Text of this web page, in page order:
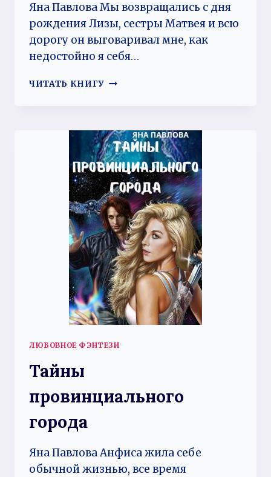
Яна Павлова Мы возвращались с дня
рождения Лизы, сестры Матвея и всю
дорогу он выговаривал мне, как
недостойно я себя…
ЧИТАТЬ КНИГУ НЕБЛАГОДАРНАЯ
ЛЮБОВНОЕ ФЭНТЕЗИ
Тайны
провинциального
города
Яна Павлова Анфиса жила себе
обычной жизнью, все время